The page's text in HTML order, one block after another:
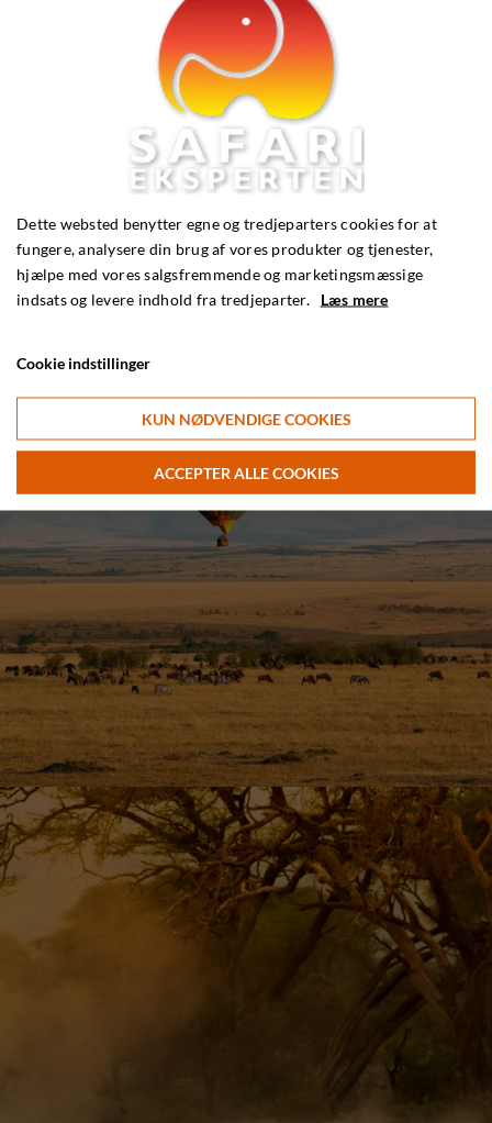
Dette websted benytter egne og tredjeparters cookies for at
fungere, analysere din brug af vores produkter og tjenester,
hjælpe med vores salgsfremmende og marketingsmæssige
indsats og levere indhold fra tredjeparter. Læs mere
Cookie indstillinger
KUN NØDVENDIGE COOKIES
ACCEPTER ALLE COOKIES